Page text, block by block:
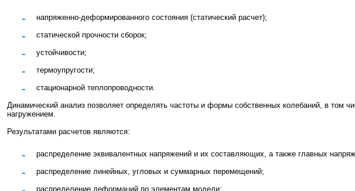
напряженно-деформированного состояния (статический расчет);
статической прочности сборок;
устойчивости;
термоупругости;
стационарной теплопроводности.
Динамический анализ позволяет определять частоты и формы собственных колебаний, в том
нагружением.
Результатами расчетов являются:
распределение эквивалентных напряжений и их составляющих, а также главных
распределение линейных, угловых и суммарных перемещений;
распределение деформаций по элементам модели;